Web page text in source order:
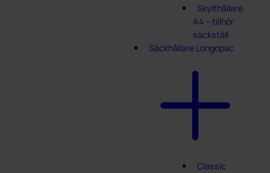
Skylthållare
A4 – tillhör
säckställ
Säckhållare Longopac
Classic